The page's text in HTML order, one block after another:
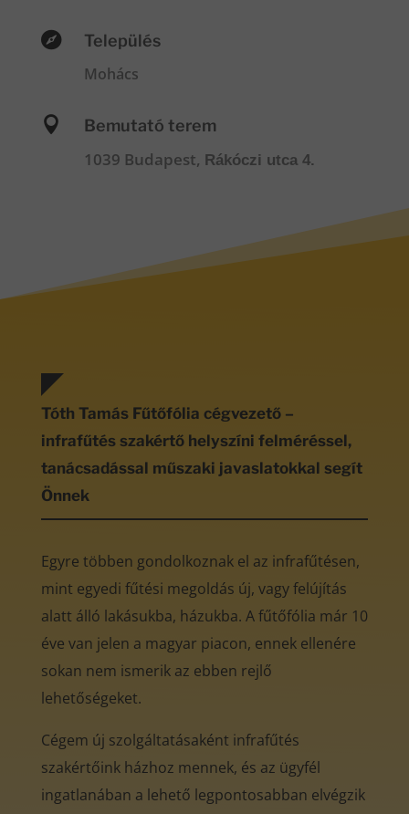
 Település
Mohács
 Bemutató terem
1039 Budapest, Rákóczi utca 4.
Tóth Tamás Fűtőfólia cégvezető –
infrafűtés szakértő helyszíni felméréssel,
tanácsadással műszaki javaslatokkal segít
Önnek
Egyre többen gondolkoznak el az infrafűtésen,
mint egyedi fűtési megoldás új, vagy felújítás
alatt álló lakásukba, házukba. A fűtőfólia már 10
éve van jelen a magyar piacon, ennek ellenére
sokan nem ismerik az ebben rejlő
lehetőségeket.
Cégem új szolgáltatásaként infrafűtés
szakértőink házhoz mennek, és az ügyfél
ingatlanában a lehető legpontosabban elvégzik